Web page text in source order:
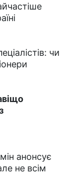
чи
анонсує
не всім